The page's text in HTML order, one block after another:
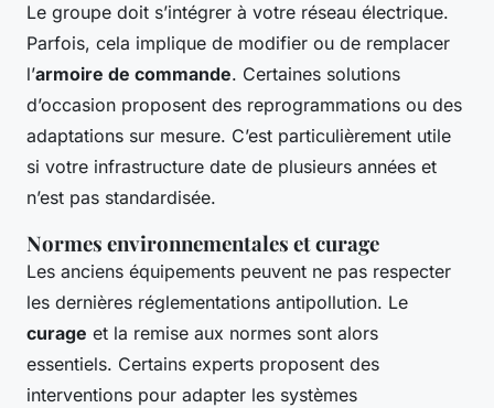
Le groupe doit s’intégrer à votre réseau électrique.
Parfois, cela implique de modifier ou de remplacer
l’armoire de commande. Certaines solutions
d’occasion proposent des reprogrammations ou des
adaptations sur mesure. C’est particulièrement utile
si votre infrastructure date de plusieurs années et
n’est pas standardisée.
Normes environnementales et curage
Les anciens équipements peuvent ne pas respecter
les dernières réglementations antipollution. Le
curage et la remise aux normes sont alors
essentiels. Certains experts proposent des
interventions pour adapter les systèmes